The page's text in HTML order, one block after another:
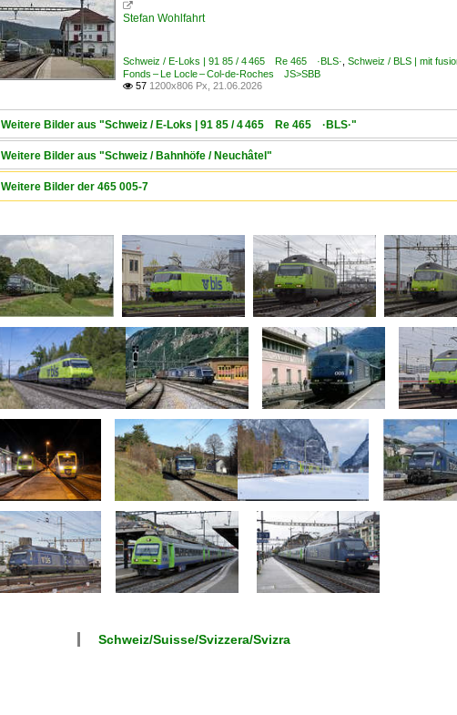

Stefan Wohlfahrt
Schweiz / E-Loks | 91 85 / 4 465 Re 465 ·BLS· Schweiz / BLS | mit
Fonds – Le Locle – Col-de-Roches JS>SBB
 57 1200x806 Px, 21.06.2026
Weitere Bilder aus "Schweiz / E-Loks | 91 85 / 4 465 Re 465 ·BLS·"
Weitere Bilder aus "Schweiz / Bahnhöfe / Neuchâtel"
Weitere Bilder der 465 005-7
Schweiz/Suisse/Svizzera/Svizra